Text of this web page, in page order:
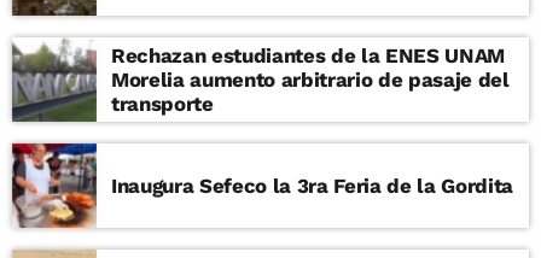
Rechazan estudiantes de la ENES UNAM
Morelia aumento arbitrario de pasaje del
transporte
Inaugura Sefeco la 3ra Feria de la Gordita